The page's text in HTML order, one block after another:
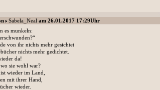
Sabela_Neal am 26.01.2017 17:29Uhr
es munkeln:
von ihr nichts mehr gesichtet
nichts mehr gedichtet.
da!
sie wohl war?
wieder im Land,
mit ihrer Hand,
wieder.